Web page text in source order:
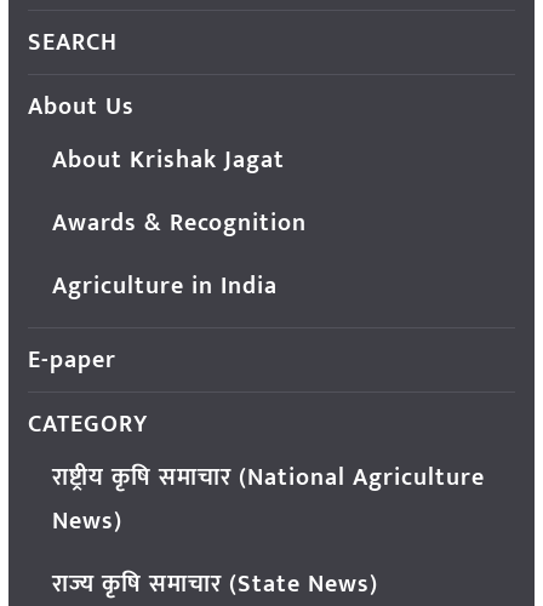
SEARCH
About Us
About Krishak Jagat
Awards & Recognition
Agriculture in India
E-paper
CATEGORY
राष्ट्रीय कृषि समाचार (National Agriculture
News)
राज्य कृषि समाचार (State News)